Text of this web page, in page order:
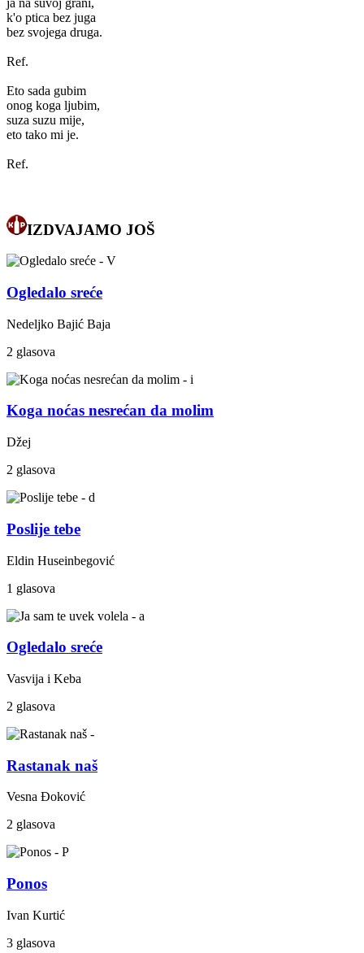
k'o ptica bez juga
bez svojega druga.
Ref.
Eto sada gubim
onog koga ljubim,
suza suzu mije,
eto tako mi je.
Ref.
IZDVAJAMO JOŠ
Ogledalo sreće
Nedeljko Bajić Baja
2 glasova
Koga noćas nesrećan da molim
Džej
2 glasova
Poslije tebe
Eldin Huseinbegović
1 glasova
Ogledalo sreće
Vasvija i Keba
2 glasova
Rastanak naš
Vesna Đoković
2 glasova
Ponos
Ivan Kurtić
3 glasova